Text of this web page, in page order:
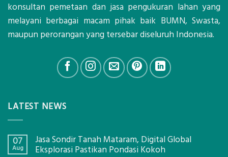
konsultan pemetaan dan jasa pengukuran lahan yang
melayani berbagai macam pihak baik BUMN, Swasta,
maupun perorangan yang tersebar diseluruh Indonesia.
LATEST NEWS
07
Aug
Jasa Sondir Tanah Mataram, Digital Global
Eksplorasi Pastikan Pondasi Kokoh